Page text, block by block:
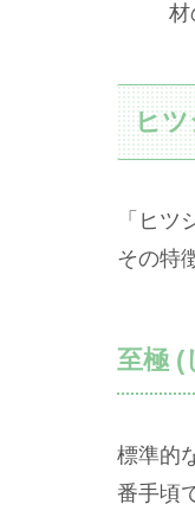
材
ヒ
「ヒ
その特
至極 (
標準的
番手頃